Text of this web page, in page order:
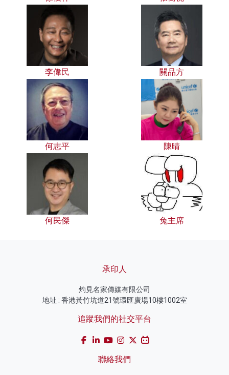
李偉民 關品方
何志平 陳晴
何民傑 兔主席
承印人
灼見名家傳媒有限公司
地址 : 香港黃竹坑道21號環匯廣場10樓1002室
追蹤我們的社交平台
聯絡我們